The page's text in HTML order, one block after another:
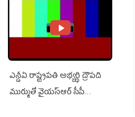
ఎన్డీఏ రాష్ట్ర‌ప‌తి అభ్య‌ర్థి ద్రౌప‌ది
ముర్ముతో వైయ‌స్ఆర్ సీపీ